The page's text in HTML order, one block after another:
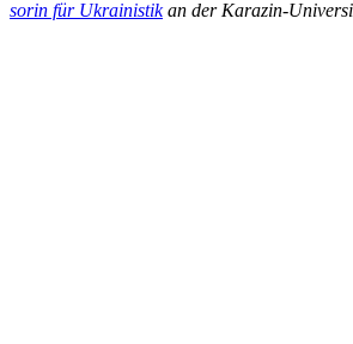
so­rin für Ukrai­nis­tikan der Karazin-